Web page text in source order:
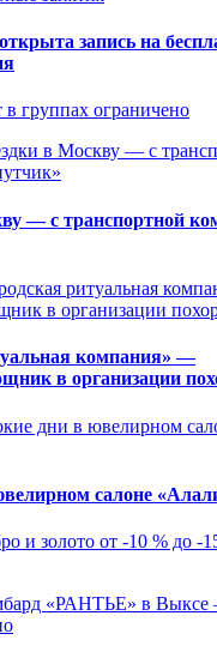
запись на
в группах ограничено
— с транспортной
компания» —
в организации
салоне
и золото от -10 % до -